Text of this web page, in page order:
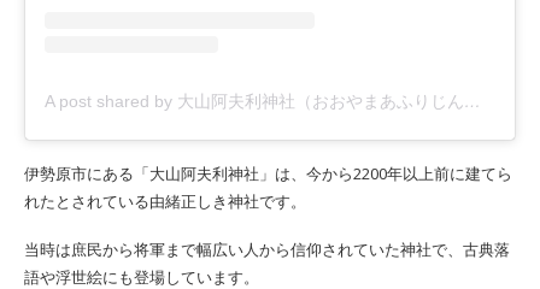
A post shared by 大山阿夫利神社（おおやまあふりじんじゃ）【公式】 (@afurijinja)
伊勢原市にある「大山阿夫利神社」は、今から2200年以上前に建てら
れたとされている由緒正しき神社です。
当時は庶民から将軍まで幅広い人から信仰されていた神社で、古典落
語や浮世絵にも登場しています。